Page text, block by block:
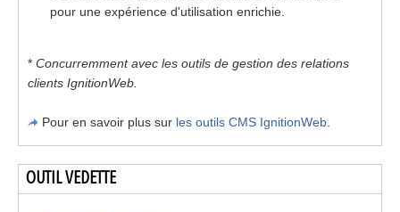
pour une expérience d'utilisation enrichie.
* Concurremment avec les outils de gestion des relations
clients IgnitionWeb.
Pour en savoir plus sur les outils CMS IgnitionWeb
OUTIL VEDETTE